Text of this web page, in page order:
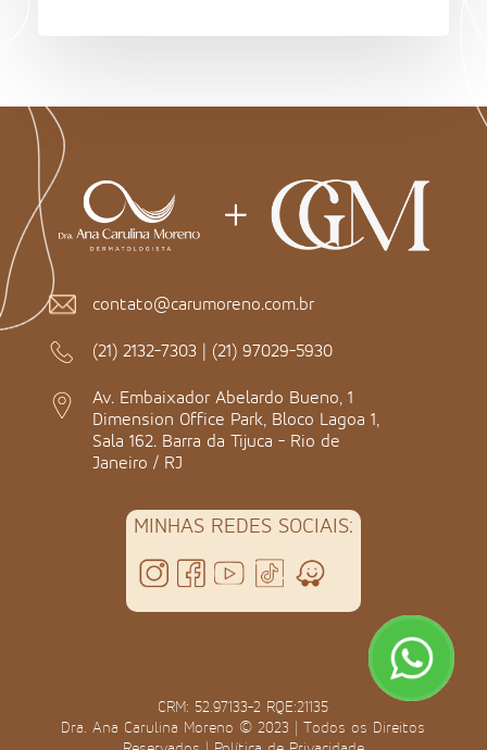
contato@carumoreno.com.br
(21) 2132-7303 | (21) 97029-5930
Av. Embaixador Abelardo Bueno, 1
Dimension Office Park, Bloco Lagoa 1,
Sala 162. Barra da Tijuca - Rio de
Janeiro / RJ
MINHAS REDES SOCIAIS:
CRM: 52.97133-2 RQE:21135
Dra. Ana Carulina Moreno © 2023 | Todos os Direitos